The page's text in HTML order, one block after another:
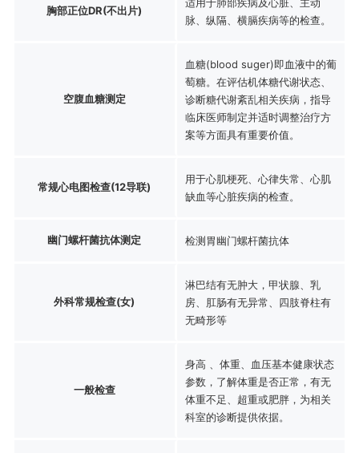
胸部正位DR(不出片)
脉、纵隔、横膈疾病等的检查。
空腹血糖测定
血糖(blood suger)即血液中的葡
萄糖。在评估机体糖代谢状态、
诊断糖代谢紊乱相关疾病，指导
临床医师制定并适时调整治疗方
案等方面具有重要价值。
常规心电图检查(12导联)
用于心肌梗死、心律失常、心肌
缺血等心脏疾病的检查。
幽门螺杆菌抗体测定 检测胃幽门螺杆菌抗体
外科常规检查(女)
淋巴结有无肿大，甲状腺、乳
房、肛肠有无异常、四肢脊柱有
无畸形等
一般检查
身高 、体重、血压基本健康状态
参数，了解体重是否正常，有无
体重不足、超重或肥胖，为相关
科室的诊断提供依据。